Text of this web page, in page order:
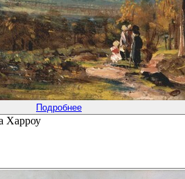
Подробнее
Харроу